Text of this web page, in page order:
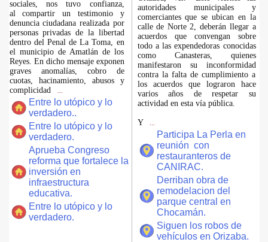
sociales, nos tuvo confianza,
al compartir un testimonio y
denuncia ciudadana realizada por
personas privadas de la libertad
dentro del Penal de La Toma, en
el municipio de Amatlán de los
Reyes. En dicho mensaje exponen
graves anomalías, cobro de
cuotas, hacinamiento, abusos y
complicidad
Entre lo utópico y lo
verdadero..
Entre lo utópico y lo
verdadero.
Aprueba Congreso
reforma que fortalece la
inversión en
infraestructura
educativa.
Entre lo utópico y lo
verdadero.
autoridades municipales y
comerciantes que se ubican en la
calle de Norte 2, deberán llegar a
acuerdos que convengan sobre
todo a las expendedoras conocidas
como Canasteras, quienes
manifestaron su inconformidad
contra la falta de cumplimiento a
los acuerdos que lograron hace
varios años de respetar su
actividad en esta vía pública.
Y
Participa La Perla en
reunión con
restauranteros de
CANIRAC.
Derriban obra de
remodelacion del
parque central en
Chocamán.
Siguen los robos de
vehículos en Orizaba.